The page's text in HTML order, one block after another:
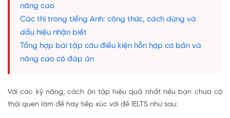
nâng cao
Các thì trong tiếng Anh: công thức, cách dùng và
dấu hiệu nhận biết
Tổng hợp bài tập câu điều kiện hỗn hợp cơ bản và
nâng cao có đáp án
Với các kỹ năng, cách ôn tập hiệu quả nhất nếu bạn chưa có
thói quen làm đề hay tiếp xúc với đề IELTS như sau: